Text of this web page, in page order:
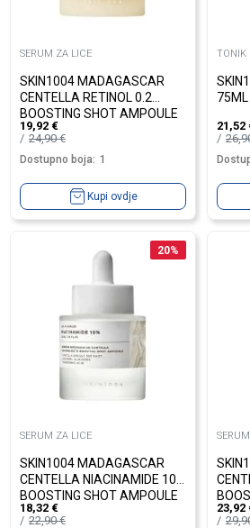
SERUM ZA LICE
SKIN1004 MADAGASCAR
CENTELLA RETINOL 0.2
BOOSTING SHOT AMPOULE
30ML
19,92 €
24,90€
Dostupno boja: 1
Kupi ovdje
TONIK
75ML
21,52
20%
SERUM ZA LICE
SKIN1004 MADAGASCAR
CENTELLA NIACINAMIDE 10
BOOSTING SHOT AMPOULE
30ML
18,32 €
22,90€
30ML
23,92